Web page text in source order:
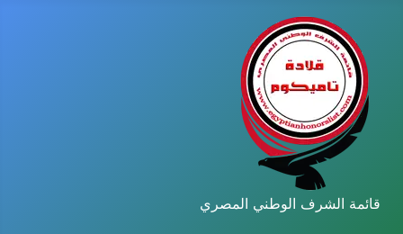
قائمة الشرف الوطني المصري